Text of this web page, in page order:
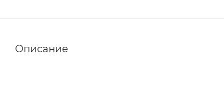
Описание